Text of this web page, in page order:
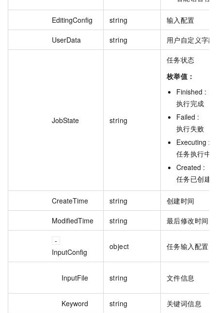
EditingConfig string 输入配置
UserData string 用户自定义字段
JobState string
任务状态
枚举值：
Finished :
执行完成
Failed :
执行失败
Executing :
任务执行中
Created :
任务已创建
CreateTime string 创建时间
ModifiedTime string 最后修改时间
InputConfig
object 任务输入配置
InputFile string 文件信息
Keyword string 关键词信息